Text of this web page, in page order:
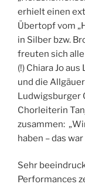
erhielt einen
Übertopf vom
in Silber bzw.
freuten sich
(!) Chiara Jo
und die
Ludwigsburger
Chorleiterin
zusammen:
haben – das
Sehr
Performances